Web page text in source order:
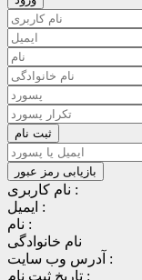
نام کاربری :
ایمیل :
نام :
نام خانوادگی
آدرس وب سایت :
تاریخ ثبت نام :